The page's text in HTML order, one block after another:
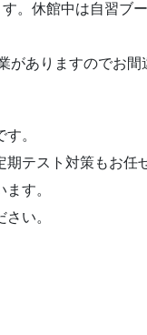
。休館中は自習ブ
ありますのでお間
。
テスト対策もお任
す。
い。